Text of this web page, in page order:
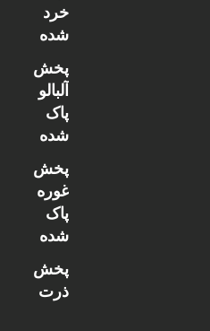
خرد
شده
پخش
آلبالو
پاک
شده
پخش
غوره
پاک
شده
پخش
ذرت